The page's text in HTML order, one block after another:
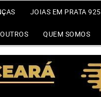
JOIAS EM PRATA 925
OUTROS QUEM SOMOS